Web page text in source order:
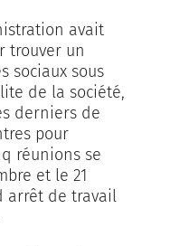
avait
trouver un
sociaux sous
de la société,
derniers de
pour
réunions se
et le 21
arrêt de travail